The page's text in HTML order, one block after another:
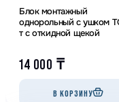
Блок монтажный
однорольный с ушком TOR 2
т с откидной щекой
14 000 ₸
В КОРЗИНУ